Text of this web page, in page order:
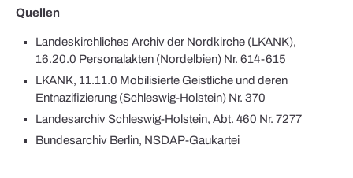
Quellen
Landeskirchliches Archiv der Nordkirche (LKANK),
16.20.0 Personalakten (Nordelbien) Nr. 614-615
LKANK, 11.11.0 Mobilisierte Geistliche und deren
Entnazifizierung (Schleswig-Holstein) Nr. 370
Landesarchiv Schleswig-Holstein, Abt. 460 Nr. 7277
Bundesarchiv Berlin, NSDAP-Gaukartei